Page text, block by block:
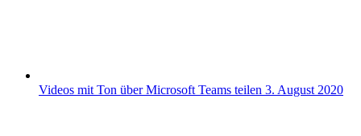
Videos mit Ton über Microsoft Teams teilen 3. August 2020